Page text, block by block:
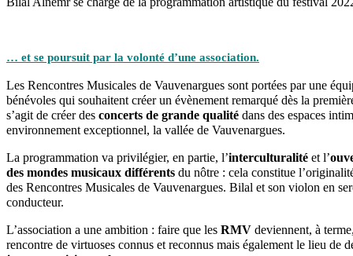
… et se poursuit par la volonté d’une association.
Les Rencontres Musicales de Vauvenargues sont portées par une
bénévoles qui souhaitent créer un évènement remarqué dès la
s’agit de créer des concerts de grande qualité dans des espaces
environnement exceptionnel, la vallée de Vauvenargues.
La programmation va privilégier, en partie, l’interculturalité et l’
des mondes musicaux différents du nôtre : cela constitue
des Rencontres Musicales de Vauvenargues. Bilal et son violon en
conducteur.
L’association a une ambition : faire que les RMV deviennent, à
rencontre de virtuoses connus et reconnus mais également le lieu de